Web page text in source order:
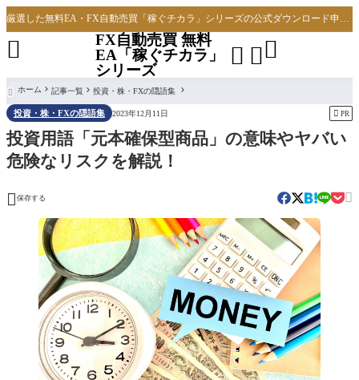
厳選した無料EA・FX自動売買「稼ぐチカラ」シリーズの公式ダウンロード申し込みサイト
FX自動売買 無料
EA「稼ぐチカラ」
シリーズ
 

 ホーム 記事一覧 投資・株・FXの隠語集
投資・株・FXの隠語集 2023年12月11日  PR
投資用語「元本確保型商品」の意味やヤバい
危険なリスクを解説！
 保存する 